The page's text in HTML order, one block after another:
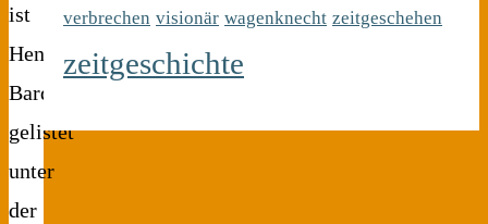
ist
Henia
Bardach
gelistet
unter
der
verbrechen visionär wagenknecht zeitgeschehen
zeitgeschichte